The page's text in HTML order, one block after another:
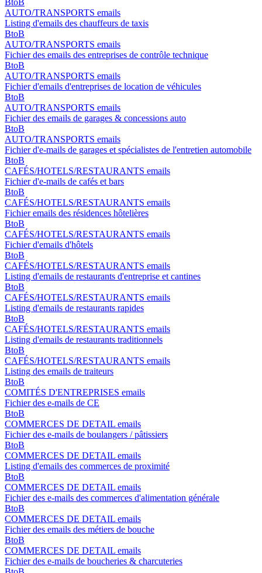
BtoB
AUTO/TRANSPORTS emails
Listing d'emails des chauffeurs de taxis
BtoB
AUTO/TRANSPORTS emails
Fichier des emails des entreprises de contrôle technique
BtoB
AUTO/TRANSPORTS emails
Fichier d'emails d'entreprises de location de véhicules
BtoB
AUTO/TRANSPORTS emails
Fichier des emails de garages & concessions auto
BtoB
AUTO/TRANSPORTS emails
Fichier d'e-mails de garages et spécialistes de l'entretien automobile
BtoB
CAFÉS/HOTELS/RESTAURANTS emails
Fichier d'e-mails de cafés et bars
BtoB
CAFÉS/HOTELS/RESTAURANTS emails
Fichier emails des résidences hôtelières
BtoB
CAFÉS/HOTELS/RESTAURANTS emails
Fichier d'emails d'hôtels
BtoB
CAFÉS/HOTELS/RESTAURANTS emails
Listing d'emails de restaurants d'entreprise et cantines
BtoB
CAFÉS/HOTELS/RESTAURANTS emails
Listing d'emails de restaurants rapides
BtoB
CAFÉS/HOTELS/RESTAURANTS emails
Listing d'emails de restaurants traditionnels
BtoB
CAFÉS/HOTELS/RESTAURANTS emails
Listing des emails de traiteurs
BtoB
COMITÉS D'ENTREPRISES emails
Fichier des e-mails de CE
BtoB
COMMERCES DE DETAIL emails
Fichier des e-mails de boulangers / pâtissiers
BtoB
COMMERCES DE DETAIL emails
Listing d'emails des commerces de proximité
BtoB
COMMERCES DE DETAIL emails
Fichier des e-mails des commerces d'alimentation générale
BtoB
COMMERCES DE DETAIL emails
Fichier des emails des métiers de bouche
BtoB
COMMERCES DE DETAIL emails
Fichier des e-mails de boucheries & charcuteries